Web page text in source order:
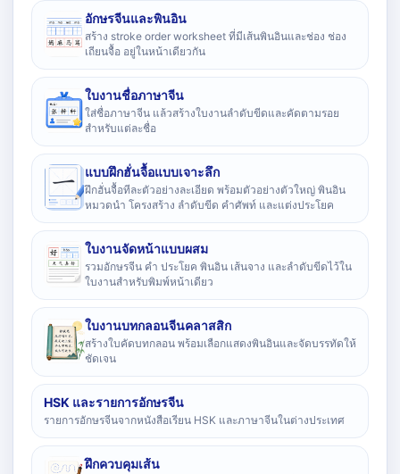
อักษรจีนและพินอิน
สร้าง stroke order worksheet ที่มีเส้นพินอินและช่อง ช่อง
เถียนจื้อ อยู่ในหน้าเดียวกัน
ใบงานชื่อภาษาจีน
ใส่ชื่อภาษาจีน แล้วสร้างใบงานลำดับขีดและคัดตามรอย
สำหรับแต่ละชื่อ
แบบฝึกฮั่นจื้อแบบเจาะลึก
ฝึกฮั่นจื้อทีละตัวอย่างละเอียด พร้อมตัวอย่างตัวใหญ่ พินอิน
หมวดนำ โครงสร้าง ลำดับขีด คำศัพท์ และแต่งประโยค
ใบงานจัดหน้าแบบผสม
รวมอักษรจีน คำ ประโยค พินอิน เส้นจาง และลำดับขีดไว้ใน
ใบงานสำหรับพิมพ์หน้าเดียว
ใบงานบทกลอนจีนคลาสสิก
สร้างใบคัดบทกลอน พร้อมเลือกแสดงพินอินและจัดบรรทัดให้
ชัดเจน
HSK และรายการอักษรจีน
รายการอักษรจีนจากหนังสือเรียน HSK และภาษาจีนในต่างประเทศ
ฝึกควบคุมเส้น